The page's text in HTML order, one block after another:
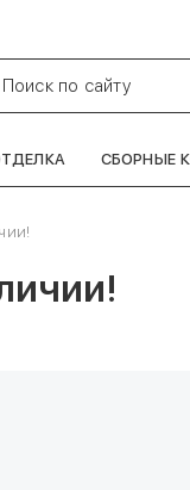
Поиск по сайту
СБОРНЫЕ